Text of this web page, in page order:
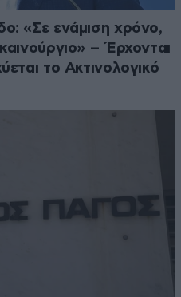
«Σε ενάμιση χρόνο,
– Έρχονται
το Ακτινολογικό